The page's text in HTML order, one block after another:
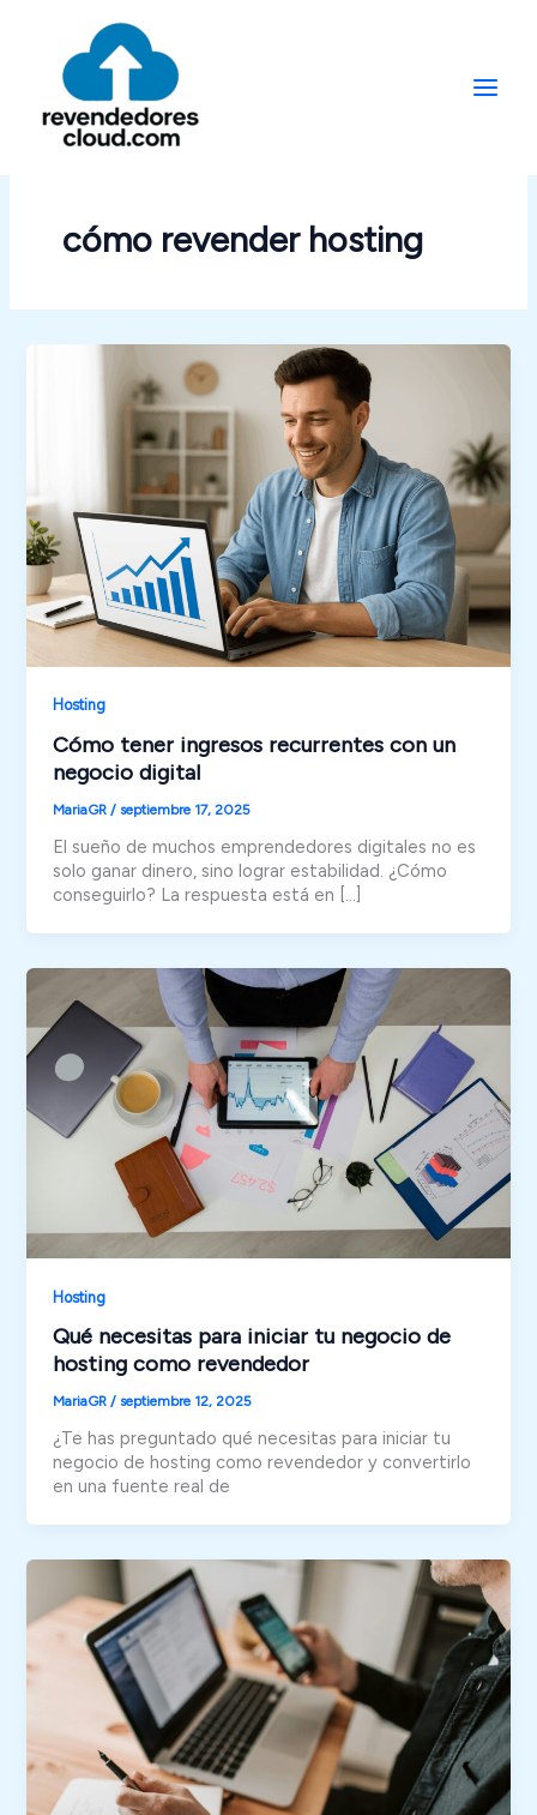
contenido
cómo revender hosting
Hosting
Cómo tener ingresos recurrentes con un
negocio digital
MariaGR/septiembre 17, 2025
El sueño de muchos emprendedores digitales no es
solo ganar dinero, sino lograr estabilidad. ¿Cómo
conseguirlo? La respuesta está en […]
Hosting
Qué necesitas para iniciar tu negocio de
hosting como revendedor
MariaGR/septiembre 12, 2025
¿Te has preguntado qué necesitas para iniciar tu
negocio de hosting como revendedor y convertirlo
en una fuente real de